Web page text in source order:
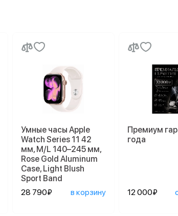
Умные часы Apple
Watch Series 11 42
мм, M/L 140–245 мм,
Rose Gold Aluminum
Case, Light Blush
Sport Band
28 790₽
в корзину
Премиум
года
12 000₽